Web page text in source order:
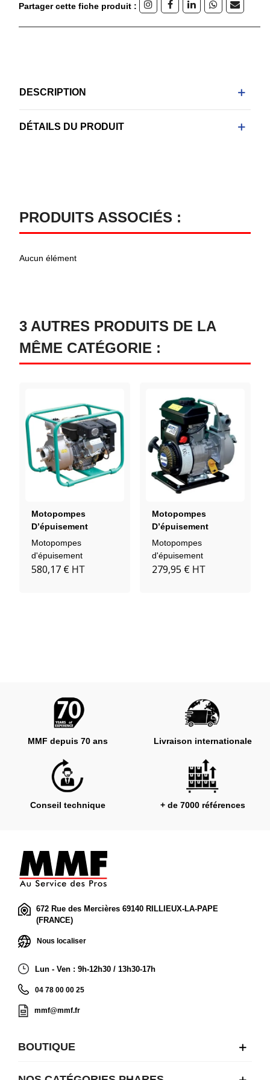
Partager cette fiche produit :
DESCRIPTION
DÉTAILS DU PRODUIT
PRODUITS ASSOCIÉS :
Aucun élément
3 AUTRES PRODUITS DE LA
MÊME CATÉGORIE :
Motopompes
D’épuisement
Essence Série TP -
Eaux Claires À
Moyennement
Chargées
Motopompes
d'épuisement
580,17 € HT
Motopompes
D’épuisement
Essence Série
ACCESS - Eaux
Claires À
Moyennement
Motopompes
d'épuisement
279,95 € HT
MMF depuis 70 ans Livraison internationale
Conseil technique + de 7000 références
672 Rue des Mercières 69140 RILLIEUX-LA-PAPE
(FRANCE)
Nous localiser
Lun - Ven : 9h-12h30 / 13h30-17h
04 78 00 00 25
mmf@mmf.fr
BOUTIQUE